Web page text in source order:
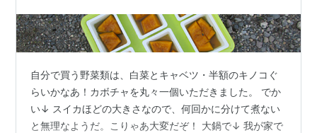
自分で買う野菜類は、白菜とキャベツ・半額のキノコぐ
らいかなあ！カボチャを丸々一個いただきました。 でか
い↓ スイカほどの大きさなので、何回かに分けて煮ない
と無理なようだ。こりゃあ大変だぞ！ 大鍋で↓ 我が家で